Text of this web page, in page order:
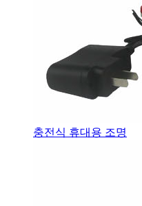
충전식 휴대용 조명